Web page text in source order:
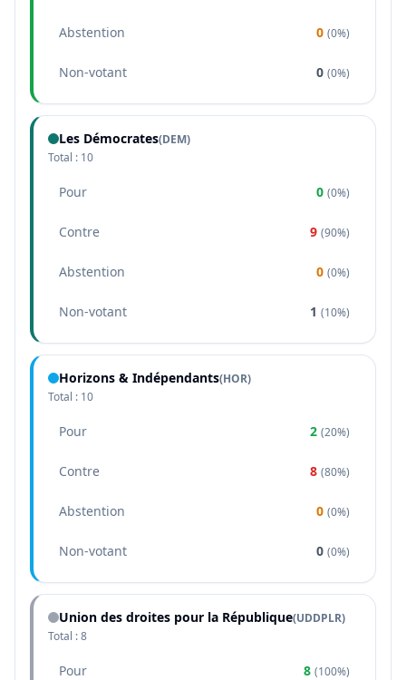
Abstention 0 (0%)
Non-votant 0 (0%)
Les Démocrates(DEM)
Total : 10
Pour 0 (0%)
Contre 9 (90%)
Abstention 0 (0%)
Non-votant 1 (10%)
Horizons & Indépendants(HOR)
Total : 10
Pour 2 (20%)
Contre 8 (80%)
Abstention 0 (0%)
Non-votant 0 (0%)
Union des droites pour la République(UDDPLR)
Total :8
Pour 8 (100%)